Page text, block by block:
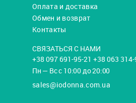
Оплата и доставка
Обмен и возврат
Контакты
СВЯЗАТЬСЯ С НАМИ
+38 097 691-95-21 +38 063
Пн — Вс с 10:00 до 20:00
sales@iodonna.com.ua